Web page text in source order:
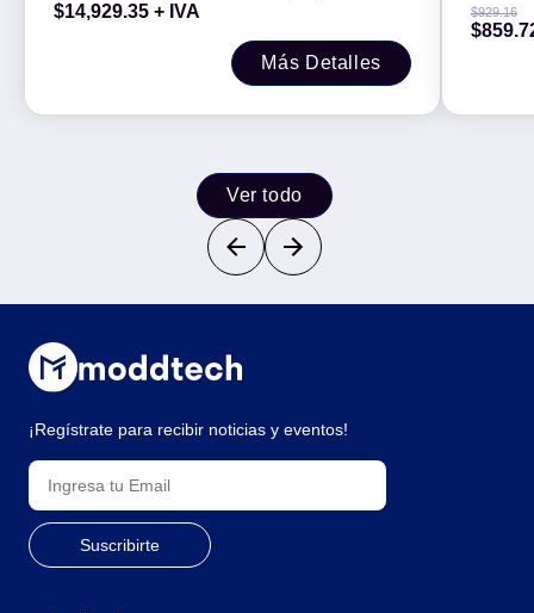
Clase 4 370 W, 4SFP 1GbE (JL815A)
$14,929.35 + IVA
Más Detalles
$929.16
$
Ver todo
¡Regístrate para recibir noticias y eventos!